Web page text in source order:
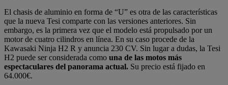
El chasis de aluminio en forma de “U” es otra de las características
que la nueva Tesi comparte con las versiones anteriores. Sin
embargo, es la primera vez que el modelo está propulsado por un
motor de cuatro cilindros en línea. En su caso procede de la
Kawasaki Ninja H2 R y anuncia 230 CV. Sin lugar a dudas, la Tesi
H2 puede ser considerada como una de las motos más
espectaculares del panorama actual. Su precio está fijado en
64.000€.